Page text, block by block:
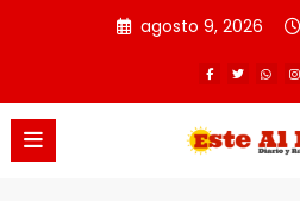
agosto 9, 2026